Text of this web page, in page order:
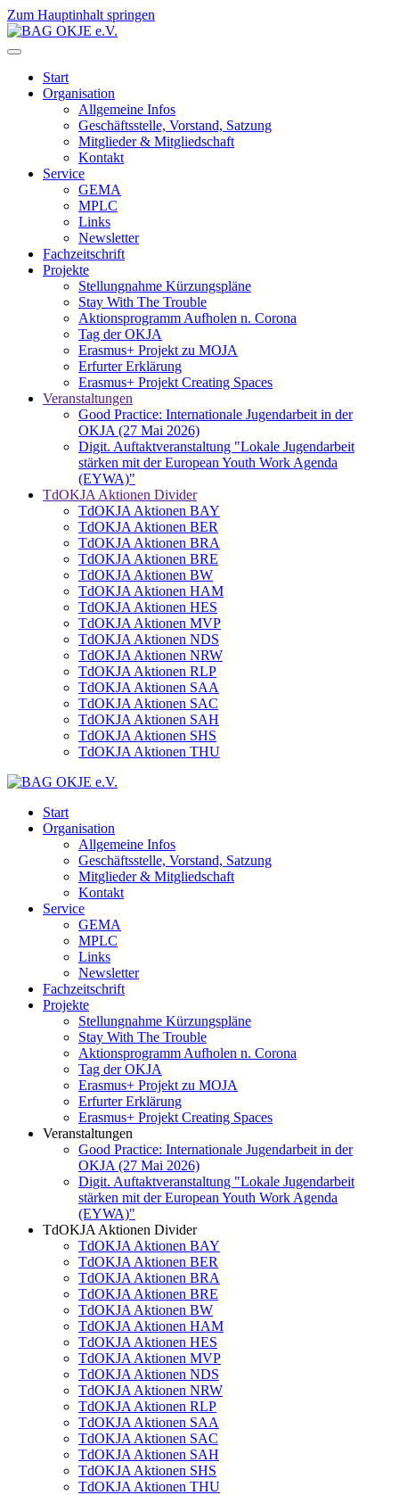
Zum Hauptinhalt springen
Start
Organisation
Allgemeine Infos
Geschäftsstelle, Vorstand, Satzung
Mitglieder & Mitgliedschaft
Kontakt
Service
GEMA
MPLC
Links
Newsletter
Fachzeitschrift
Projekte
Stellungnahme Kürzungspläne
Stay With The Trouble
Aktionsprogramm Aufholen n. Corona
Tag der OKJA
Erasmus+ Projekt zu MOJA
Erfurter Erklärung
Erasmus+ Projekt Creating Spaces
Veranstaltungen
Good Practice: Internationale Jugendarbeit in der
OKJA (27 Mai 2026)
Digit. Auftaktveranstaltung "Lokale Jugendarbeit
stärken mit der European Youth Work Agenda
(EYWA)"
TdOKJA Aktionen Divider
TdOKJA Aktionen BAY
TdOKJA Aktionen BER
TdOKJA Aktionen BRA
TdOKJA Aktionen BRE
TdOKJA Aktionen BW
TdOKJA Aktionen HAM
TdOKJA Aktionen HES
TdOKJA Aktionen MVP
TdOKJA Aktionen NDS
TdOKJA Aktionen NRW
TdOKJA Aktionen RLP
TdOKJA Aktionen SAA
TdOKJA Aktionen SAC
TdOKJA Aktionen SAH
TdOKJA Aktionen SHS
TdOKJA Aktionen THU
Start
Organisation
Allgemeine Infos
Geschäftsstelle, Vorstand, Satzung
Mitglieder & Mitgliedschaft
Kontakt
Service
GEMA
MPLC
Links
Newsletter
Fachzeitschrift
Projekte
Stellungnahme Kürzungspläne
Stay With The Trouble
Aktionsprogramm Aufholen n. Corona
Tag der OKJA
Erasmus+ Projekt zu MOJA
Erfurter Erklärung
Erasmus+ Projekt Creating Spaces
Veranstaltungen
Good Practice: Internationale Jugendarbeit in der
OKJA (27 Mai 2026)
Digit. Auftaktveranstaltung "Lokale Jugendarbeit
stärken mit der European Youth Work Agenda
(EYWA)"
TdOKJA Aktionen Divider
TdOKJA Aktionen BAY
TdOKJA Aktionen BER
TdOKJA Aktionen BRA
TdOKJA Aktionen BRE
TdOKJA Aktionen BW
TdOKJA Aktionen HAM
TdOKJA Aktionen HES
TdOKJA Aktionen MVP
TdOKJA Aktionen NDS
TdOKJA Aktionen NRW
TdOKJA Aktionen RLP
TdOKJA Aktionen SAA
TdOKJA Aktionen SAC
TdOKJA Aktionen SAH
TdOKJA Aktionen SHS
TdOKJA Aktionen THU